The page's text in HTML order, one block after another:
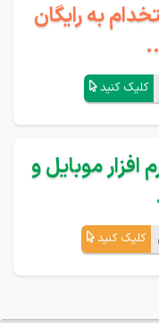
به رایگان
کلیک کنید
افزار موبایل و
کلیک کنید